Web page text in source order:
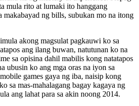
mula rito at lumaki ito hanggang
makabayad ng bills, subukan mo na itong
akong magsulat pagkauwi ko sa
ang ilang buwan, natutunan ko na
sa opisina dahil mabilis kong natatapos
ubusin ko ang mga oras na iyon sa
games gaya ng iba, naisip kong
sa mas-mahalagang bagay kagaya ng
ang lahat para sa akin noong 2014.